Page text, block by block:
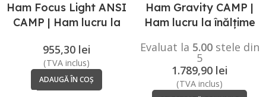
Ham Focus Light ANSI
CAMP | Ham lucru la
955,30 lei
(TVA inclus)
ADAUGĂ ÎN COȘ
Ham Gravity CAMP |
Ham lucru la înălțime
Evaluat la 5.00stele din
5
1.789,90 lei
(TVA inclus)